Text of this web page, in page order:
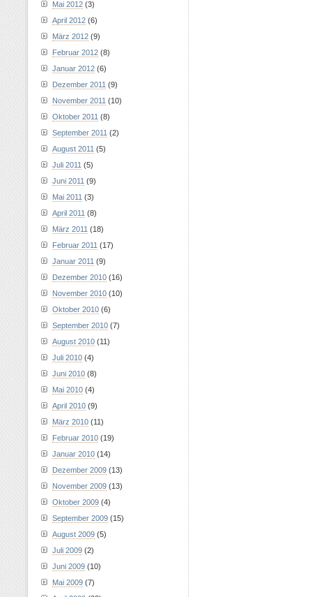
Mai 2012 (3)
April 2012 (6)
März 2012 (9)
Februar 2012 (8)
Januar 2012 (6)
Dezember 2011 (9)
November 2011 (10)
Oktober 2011 (8)
September 2011 (2)
August 2011 (5)
Juli 2011 (5)
Juni 2011 (9)
Mai 2011 (3)
April 2011 (8)
März 2011 (18)
Februar 2011 (17)
Januar 2011 (9)
Dezember 2010 (16)
November 2010 (10)
Oktober 2010 (6)
September 2010 (7)
August 2010 (11)
Juli 2010 (4)
Juni 2010 (8)
Mai 2010 (4)
April 2010 (9)
März 2010 (11)
Februar 2010 (19)
Januar 2010 (14)
Dezember 2009 (13)
November 2009 (13)
Oktober 2009 (4)
September 2009 (15)
August 2009 (5)
Juli 2009 (2)
Juni 2009 (10)
Mai 2009 (7)